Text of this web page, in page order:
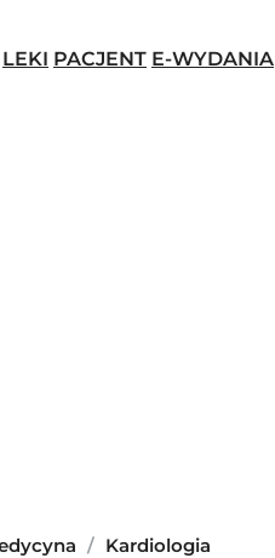
LEKI PACJENT E-WYDANIA
/ Kardiologia